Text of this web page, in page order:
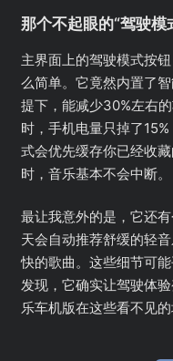
那个不起眼的“驾驶模
主界面上的驾驶模式按
么简单。它竟然内置了
提下，能减少30%左右
时，手机电量只掉了
式会优先缓存你已经收
时，音乐基本不会中断。
最让我意外的是，它还
天会自动推荐舒缓的轻
快的歌曲。这些细节可
发现，它确实让驾驶体
乐车机版在这些看不见